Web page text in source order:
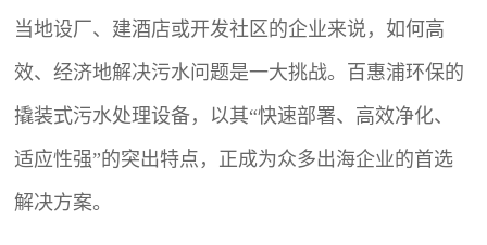
当地设厂、建酒店或开发社区的企业来说，如何高
效、经济地解决污水问题是一大挑战。百惠浦环保的
撬装式污水处理设备，以其“快速部署、高效净化、
适应性强”的突出特点，正成为众多出海企业的首选
解决方案。